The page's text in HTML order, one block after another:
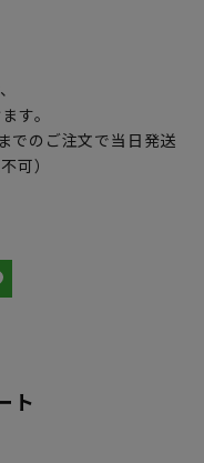
す。
でのご注文で当日発送
可）
ト